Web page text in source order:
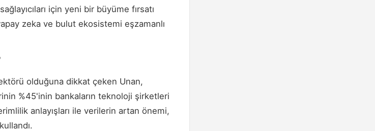
için yeni bir büyüme fırsatı
zeka ve bulut ekosistemi eşzamanlı
olduğuna dikkat çeken Unan,
%45'inin bankaların teknoloji şirketleri
anlayışları ile verilerin artan önemi,